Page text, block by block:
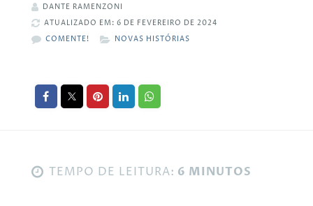
DANTE RAMENZONI
ATUALIZADO EM: 6 DE FEVEREIRO DE 2024
COMENTE!
NOVAS HISTÓRIAS
TEMPO DE LEITURA: 6 MINUTOS